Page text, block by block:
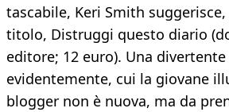
tascabile, Keri Smith
titolo, Distruggi questo diario
editore; 12 euro). Una
evidentemente, cui la giovane
blogger non è nuova, ma da